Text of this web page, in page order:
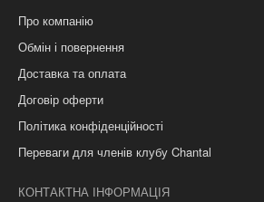
Про компанію
Обмін і повернення
Доставка та оплата
Договір оферти
Політика конфіденційності
Переваги для членів клубу Chantal
КОНТАКТНА ІНФОРМАЦІЯ